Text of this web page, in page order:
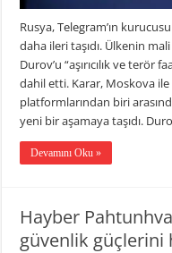
Rusya, Telegram’ın
daha ileri taşıdı. Ülkenin
Durov’u “aşırıcılık ve terör
dahil etti. Karar, Moskova
platformlarından biri
yeni bir aşamaya taşıdı.
Devamını Oku »
Hayber
güvenlik güçlerini